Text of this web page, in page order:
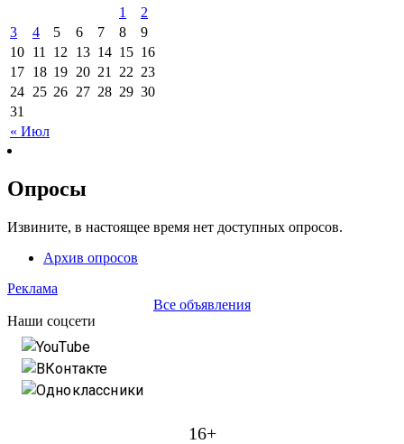
« Июл
1
2
3
4 5 6 7 8
9
10 11 12 13 14 15 16
17 18 19 20 21 22 23
24 25 26 27 28 29 30
31
Опросы
Извините, в настоящее время нет доступных опросов.
Архив опросов
Реклама
Все объявления
Наши соцсети
YouTube
ВКонтакте
Одноклассники
16+